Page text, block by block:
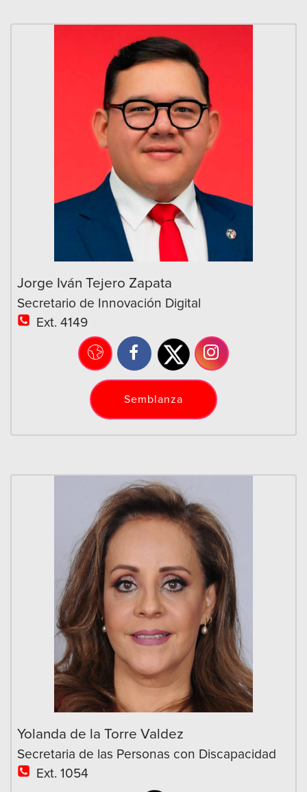
Jorge Iván Tejero Zapata
Secretario de Innovación Digital
Ext. 4149
Semblanza
Yolanda de la Torre Valdez
Secretaria de las Personas con Discapacidad
Ext. 1054